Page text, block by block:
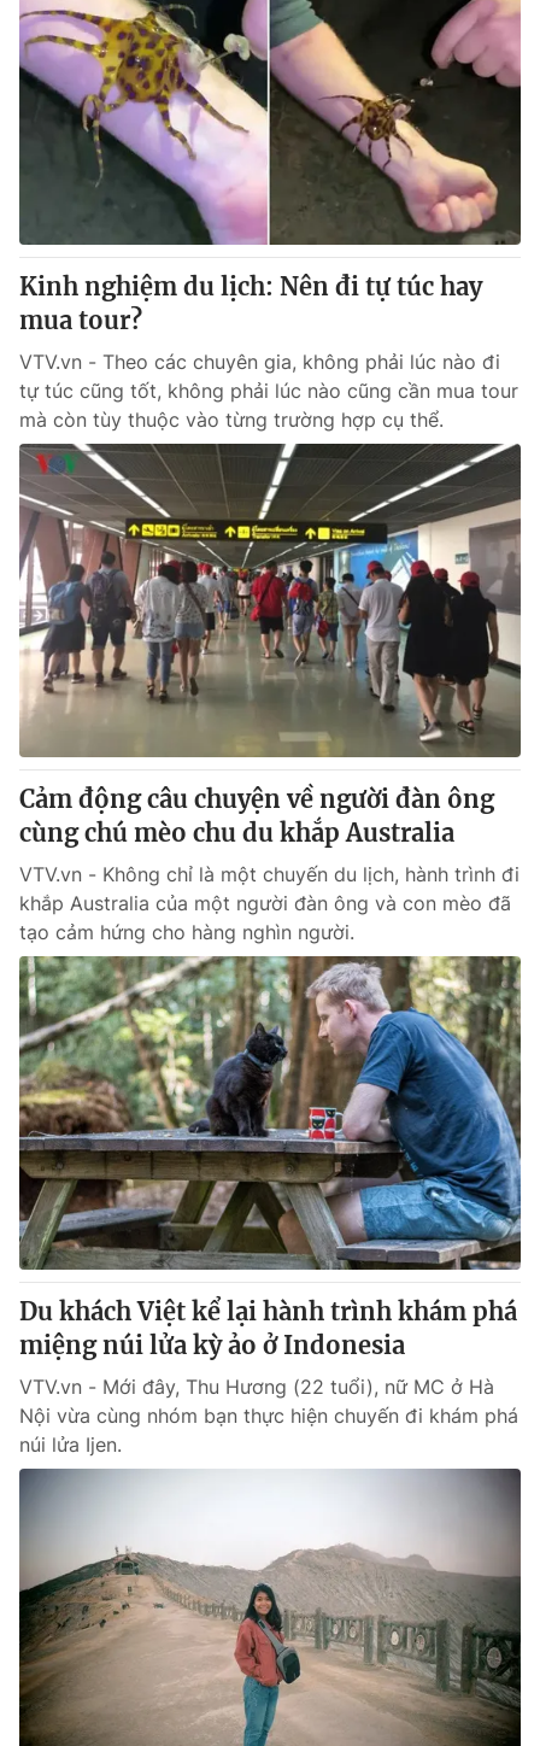
Giải sao mai
Làm đẹp
Chất lượng cuộc sống
Tuyển sinh
Học trực tuyến
Công nghệ
Hitech Công nghệ tương lai
Sản phẩm
Tư vấn
Giao lưu trực tuyến
Lịch phát sóng
Chuyên mục khác
Emagazine
Photo Infographic
Video Shorts video
VTV Money VTV Thể thao
VTV Sức khoẻ Bất động sản
Thị trường 24h Tấm lòng Việt
VTV4 Vươn mình bằng AI
VTV9 VTV8
Liên hệ tòa soạn English
THỜI BÁO VTV
Theo dõi báo trên
Cơ quan chủ quản:Đài Truyền hình Việt Nam
Cơ quan báo chí:Thời báo VTV
Giấy phép hoạt động báo in và báo điện tử số 483/GP-BTTTT
cấp ngày 29/12/2023
Tổng Biên tập:Vũ Thanh Thủy
Phó Tổng Biên tập:Nguyễn Thị Mỹ Hạnh, Phạm Quốc Thắng,
Nguyễn Trọng Ninh
Tổng đài VTV:
024.38 355 931 - 024.38 355 932
Ðiện thoại Thời báo VTV: 024.66 897 897
Email:toasoan@vtv.vn
Liên hệ quảng cáo:024-7300.7108
Kinh nghiệm du lịch: Nên đi tự túc hay
mua tour?
VTV.vn - Theo các chuyên gia, không phải lúc nào đi
tự túc cũng tốt, không phải lúc nào cũng cần mua tour
mà còn tùy thuộc vào từng trường hợp cụ thể.
Cảm động câu chuyện về người đàn ông
cùng chú mèo chu du khắp Australia
VTV.vn - Không chỉ là một chuyến du lịch, hành trình đi
khắp Australia của một người đàn ông và con mèo đã
tạo cảm hứng cho hàng nghìn người.
Du khách Việt kể lại hành trình khám phá
miệng núi lửa kỳ ảo ở Indonesia
VTV.vn - Mới đây, Thu Hương (22 tuổi), nữ MC ở Hà
Nội vừa cùng nhóm bạn thực hiện chuyến đi khám phá
núi lửa Ijen.